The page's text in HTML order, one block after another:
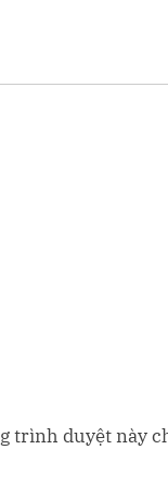
trình duyệt này